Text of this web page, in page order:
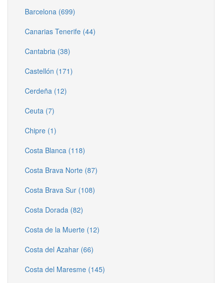
Barcelona (699)
Canarias Tenerife (44)
Cantabria (38)
Castellón (171)
Cerdeña (12)
Ceuta (7)
Chipre (1)
Costa Blanca (118)
Costa Brava Norte (87)
Costa Brava Sur (108)
Costa Dorada (82)
Costa de la Muerte (12)
Costa del Azahar (66)
Costa del Maresme (145)